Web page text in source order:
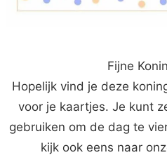
Fijne
Hopelijk vind je deze
voor je kaartjes. Je kunt
gebruiken om de dag te
kijk ook eens naar